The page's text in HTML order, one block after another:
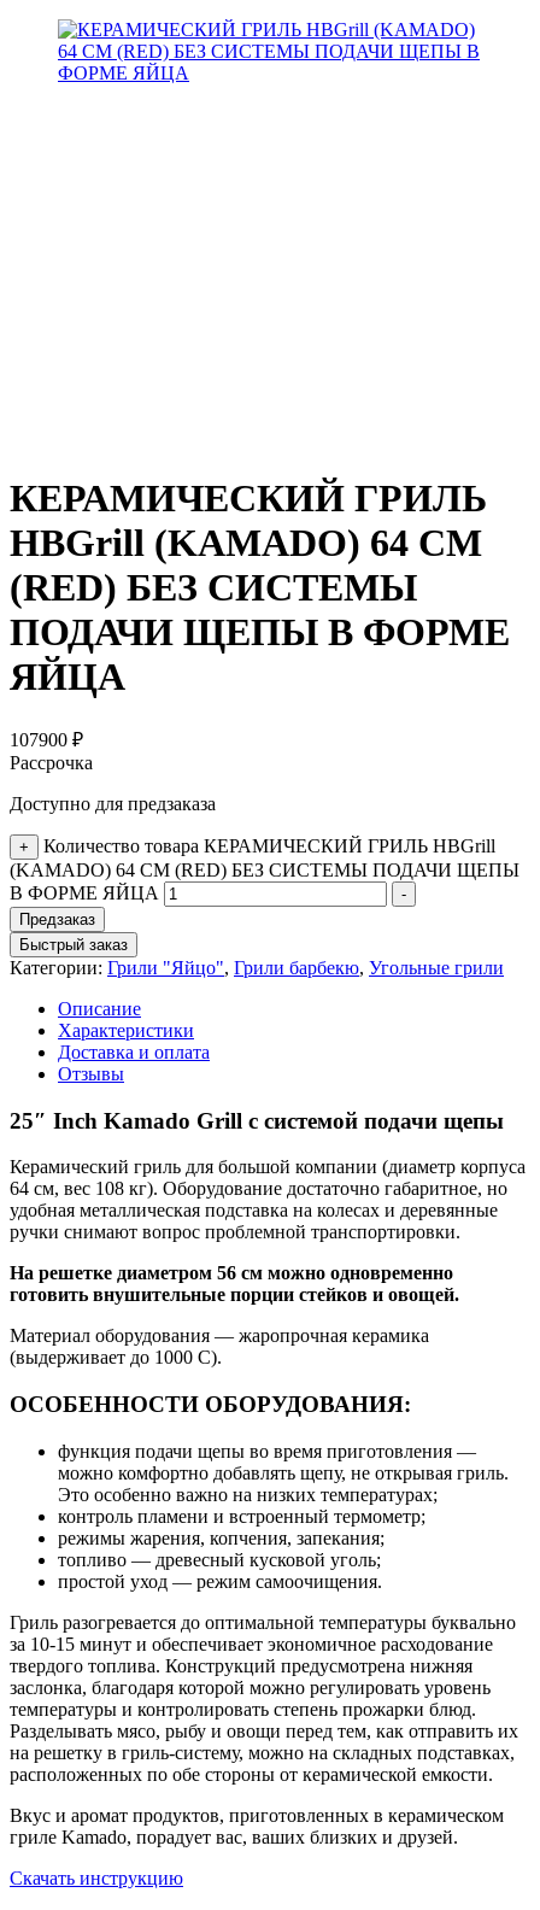
КЕРАМИЧЕСКИЙ ГРИЛЬ
HBGrill (KAMADO) 64 СМ
(RED) БЕЗ СИСТЕМЫ
ПОДАЧИ ЩЕПЫ В ФОРМЕ
ЯЙЦА
107900 ₽
Рассрочка
Доступно для предзаказа
+
Количество товара КЕРАМИЧЕСКИЙ ГРИЛЬ HBGrill
(KAMADO) 64 СМ (RED) БЕЗ СИСТЕМЫ ПОДАЧИ ЩЕПЫ
В ФОРМЕ ЯЙЦА
-
Предзаказ
Быстрый заказ
Категории: Грили "Яйцо", Грили барбекю, Угольные грили
Описание
Характеристики
Доставка и оплата
Отзывы
25″ Inch Kamado Grill с системой подачи щепы
Керамический гриль для большой компании (диаметр корпуса
64 см, вес 108 кг). Оборудование достаточно габаритное, но
удобная металлическая подставка на колесах и деревянные
ручки снимают вопрос проблемной транспортировки.
На решетке диаметром 56 см можно одновременно
готовить внушительные порции стейков и овощей.
Материал оборудования — жаропрочная керамика
(выдерживает до 1000 С).
ОСОБЕННОСТИ ОБОРУДОВАНИЯ:
функция подачи щепы во время приготовления —
можно комфортно добавлять щепу, не открывая гриль.
Это особенно важно на низких температурах;
контроль пламени и встроенный термометр;
режимы жарения, копчения, запекания;
топливо — древесный кусковой уголь;
простой уход — режим самоочищения.
Гриль разогревается до оптимальной температуры буквально
за 10-15 минут и обеспечивает экономичное расходование
твердого топлива. Конструкций предусмотрена нижняя
заслонка, благодаря которой можно регулировать уровень
температуры и контролировать степень прожарки блюд.
Разделывать мясо, рыбу и овощи перед тем, как отправить их
на решетку в гриль-систему, можно на складных подставках,
расположенных по обе стороны от керамической емкости.
Вкус и аромат продуктов, приготовленных в керамическом
гриле Kamado, порадует вас, ваших близких и друзей.
Скачать инструкцию